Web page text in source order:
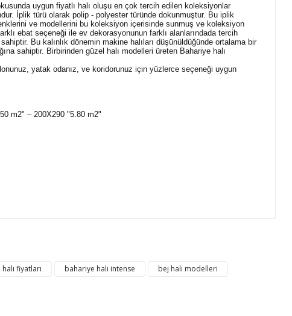
uygun fiyatlı halı oluşu en çok tercih edilen koleksiyonlar
İplik türü olarak polip - polyester türünde dokunmuştur. Bu iplik
ve modellerini bu koleksiyon içerisinde sunmuş ve koleksiyon
ebat seçeneği ile ev dekorasyonunun farklı alanlarındada tercih
Bu kalınlık dönemin makine halıları düşünüldüğünde ortalama bir
sahiptir. Birbirinden güzel halı modelleri üreten Bahariye halı
yatak odanız, ve koridorunuz için yüzlerce seçeneği uygun
m2" – 200X290 "5.80 m2"
fiyatları bahariye halı intense
bej halı modelleri